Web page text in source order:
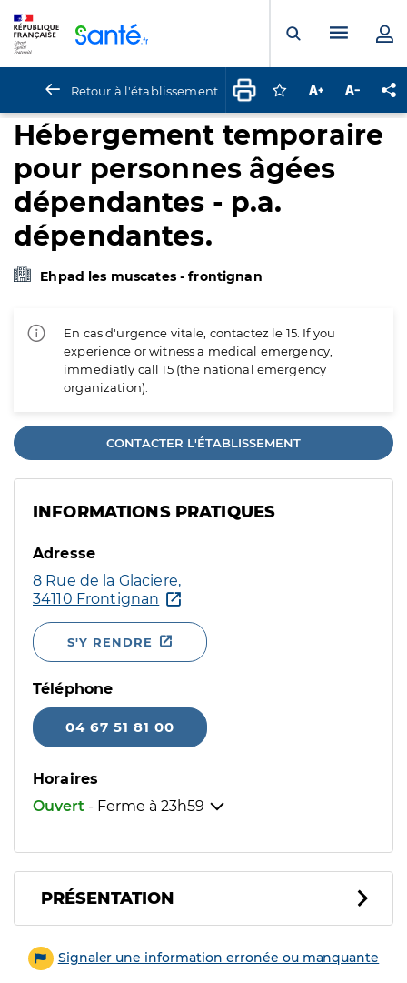
Ouvrir laMenu
Retour à l'établissement Connectez-vous
Augmenter la
Hébergement temporaire
pour personnes âgées
dépendantes - p.a.
dépendantes.
Ehpad les muscates - frontignan
En cas d'urgence vitale, contactez le 15. If you
experience or witness a medical emergency,
immediatly call 15 (the national emergency
organization).
CONTACTER L'ÉTABLISSEMENT
INFORMATIONS PRATIQUES
Adresse
8 Rue de la Glaciere,
34110 Frontignan
S'Y RENDRE
Téléphone
04 67 51 81 00
Horaires
Ouvert - Ferme à 23h59
PRÉSENTATION
Signaler une information erronée ou manquante